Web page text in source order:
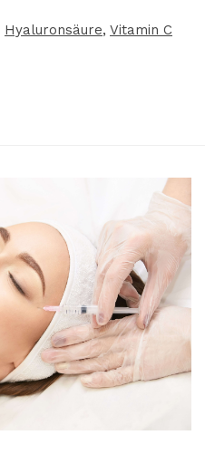
Hyaluronsäure, Vitamin C